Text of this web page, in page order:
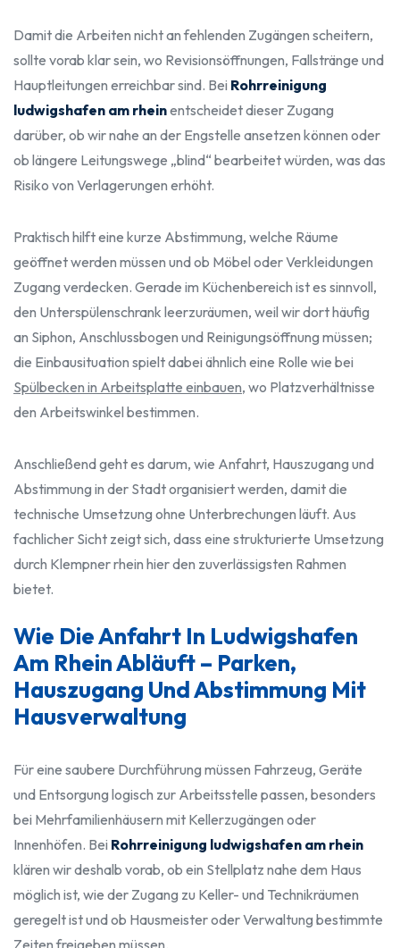
Damit die Arbeiten nicht an fehlenden Zugängen scheitern,
sollte vorab klar sein, wo Revisionsöffnungen, Fallstränge und
Hauptleitungen erreichbar sind. Bei Rohrreinigung
ludwigshafen am rheinentscheidet dieser Zugang
darüber, ob wir nahe an der Engstelle ansetzen können oder
ob längere Leitungswege „blind“ bearbeitet würden, was das
Risiko von Verlagerungen erhöht.
Praktisch hilft eine kurze Abstimmung, welche Räume
geöffnet werden müssen und ob Möbel oder Verkleidungen
Zugang verdecken. Gerade im Küchenbereich ist es sinnvoll,
den Unterspülenschrank leerzuräumen, weil wir dort häufig
an Siphon, Anschlussbogen und Reinigungsöffnung müssen;
die Einbausituation spielt dabei ähnlich eine Rolle wie bei
Spülbecken in Arbeitsplatte einbauen, wo Platzverhältnisse
den Arbeitswinkel bestimmen.
Anschließend geht es darum, wie Anfahrt, Hauszugang und
Abstimmung in der Stadt organisiert werden, damit die
technische Umsetzung ohne Unterbrechungen läuft. Aus
fachlicher Sicht zeigt sich, dass eine strukturierte Umsetzung
durch Klempner rhein hier den zuverlässigsten Rahmen
bietet.
Wie Die Anfahrt In Ludwigshafen
Am Rhein Abläuft – Parken,
Hauszugang Und Abstimmung Mit
Hausverwaltung
Für eine saubere Durchführung müssen Fahrzeug, Geräte
und Entsorgung logisch zur Arbeitsstelle passen, besonders
bei Mehrfamilienhäusern mit Kellerzugängen oder
Innenhöfen. Bei Rohrreinigung ludwigshafen am rhein
klären wir deshalb vorab, ob ein Stellplatz nahe dem Haus
möglich ist, wie der Zugang zu Keller- und Technikräumen
geregelt ist und ob Hausmeister oder Verwaltung bestimmte